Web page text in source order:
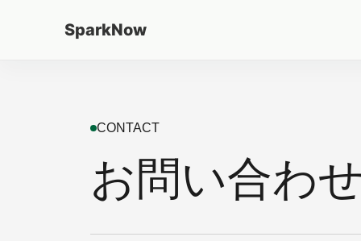
SparkNow
CONTACT
お問い合わせ